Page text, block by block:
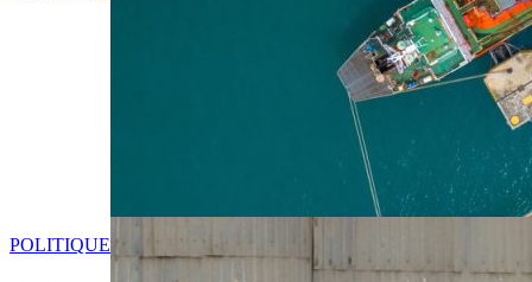
POLITIQUE